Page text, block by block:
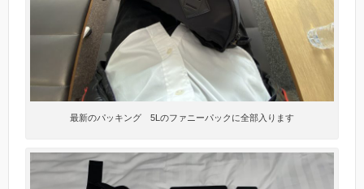
最新のパッキング 5Lのファニーパックに全部入ります